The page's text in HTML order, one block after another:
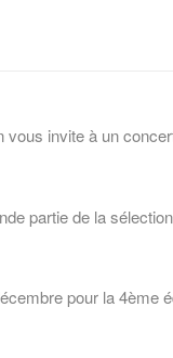
vous invite à un
partie de la sélection
pour la 4ème